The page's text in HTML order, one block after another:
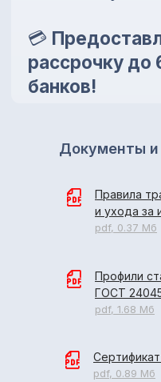
Правила
и ухода за
pdf, 0.37 Мб
Профили
ГОСТ
pdf, 1.68 Мб
pdf, 0.89 Мб
Документы и